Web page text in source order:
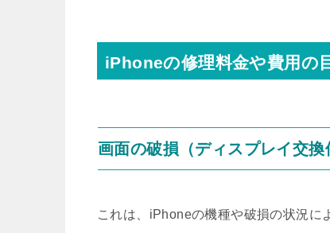
iPhoneの修理料金や費用の
画面の破損（ディスプレイ交
これは、iPhoneの機種や破損の状況に